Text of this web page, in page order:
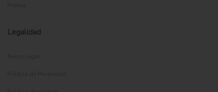
Legalidad